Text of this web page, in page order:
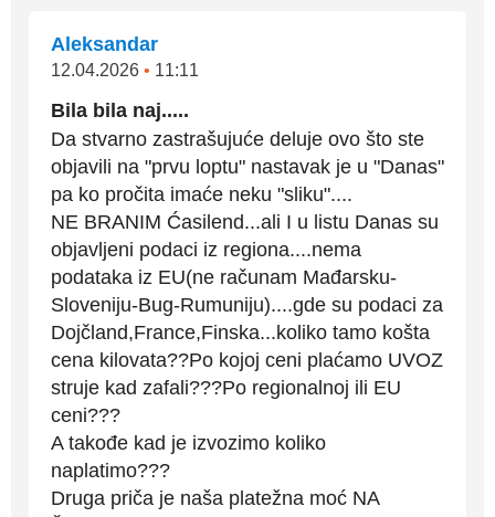
Aleksandar
12.04.2026 • 11:11
Bila bila naj.....
Da stvarno zastrašujuće deluje ovo što ste
objavili na "prvu loptu" nastavak je u "Danas"
pa ko pročita imaće neku "sliku"....
NE BRANIM Ćasilend...ali I u listu Danas su
objavljeni podaci iz regiona....nema
podataka iz EU(ne računam Mađarsku-
Sloveniju-Bug-Rumuniju)....gde su podaci za
Dojčland,France,Finska...koliko tamo košta
cena kilovata??Po kojoj ceni plaćamo UVOZ
struje kad zafali???Po regionalnoj ili EU
ceni???
A takođe kad je izvozimo koliko
naplatimo???
Druga priča je naša platežna moć NA